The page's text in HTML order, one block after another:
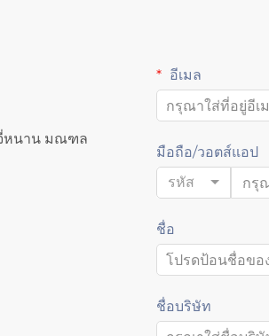
จี่หนาน มณฑล
อีเมล
มือถือ/วอตส์แอป
รหัส
ชื่อ
ชื่อบริษัท